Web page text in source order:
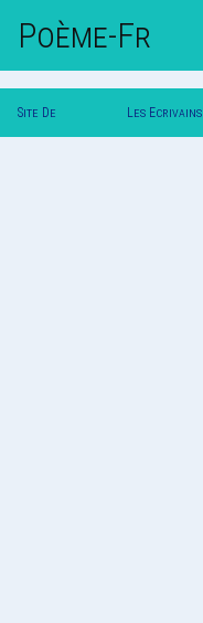
Poème-Fr
Site De Les Ecrivains